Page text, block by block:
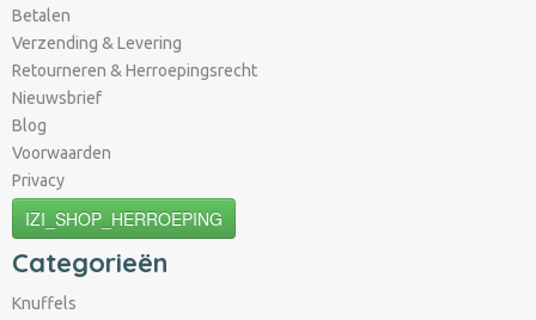
Betalen
Verzending & Levering
Retourneren & Herroepingsrecht
Nieuwsbrief
Blog
Voorwaarden
Privacy
IZI_SHOP_HERROEPING
Categorieën
Knuffels